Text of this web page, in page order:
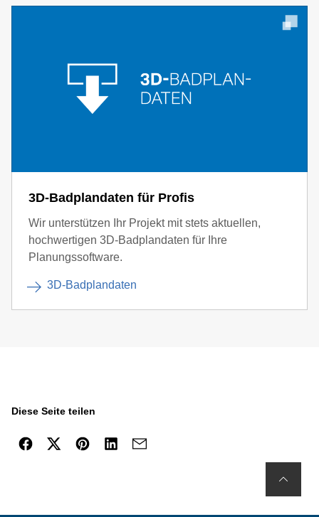
3D-Badplandaten für Profis
Wir unterstützen Ihr Projekt mit stets aktuellen,
hochwertigen 3D-Badplandaten für Ihre
Planungssoftware.
3D-Badplandaten
Diese Seite teilen